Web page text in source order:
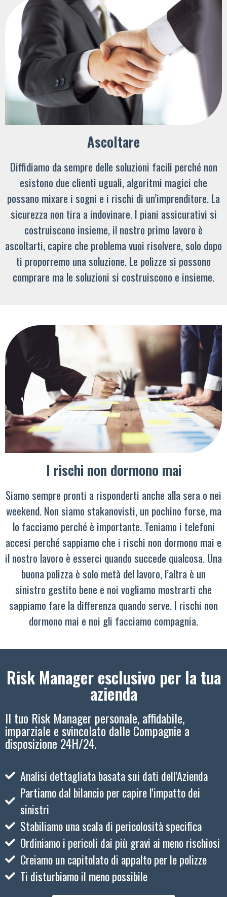
Ascoltare
Diffidiamo da sempre delle soluzioni facili perché non
esistono due clienti uguali, algoritmi magici che
possano mixare i sogni e i rischi di un’imprenditore. La
sicurezza non tira a indovinare. I piani assicurativi si
costruiscono insieme, il nostro primo lavoro è
ascoltarti, capire che problema vuoi risolvere, solo dopo
ti proporremo una soluzione. Le polizze si possono
comprare ma le soluzioni si costruiscono e insieme.
I rischi non dormono mai
Siamo sempre pronti a risponderti anche alla sera o nei
weekend. Non siamo stakanovisti, un pochino forse, ma
lo facciamo perché è importante. Teniamo i telefoni
accesi perché sappiamo che i rischi non dormono mai e
il nostro lavoro è esserci quando succede qualcosa. Una
buona polizza è solo metà del lavoro, l’altra è un
sinistro gestito bene e noi vogliamo mostrarti che
sappiamo fare la differenza quando serve. I rischi non
dormono mai e noi gli facciamo compagnia.
Risk Manager esclusivo per la tua
azienda
Il tuo Risk Manager personale, affidabile,
imparziale e svincolato dalle Compagnie a
disposizione 24H/24.
Analisi dettagliata basata sui dati dell'Azienda
Partiamo dal bilancio per capire l'impatto dei
sinistri
Stabiliamo una scala di pericolosità specifica
Ordiniamo i pericoli dai più gravi ai meno rischiosi
Creiamo un capitolato di appalto per le polizze
Ti disturbiamo il meno possibile